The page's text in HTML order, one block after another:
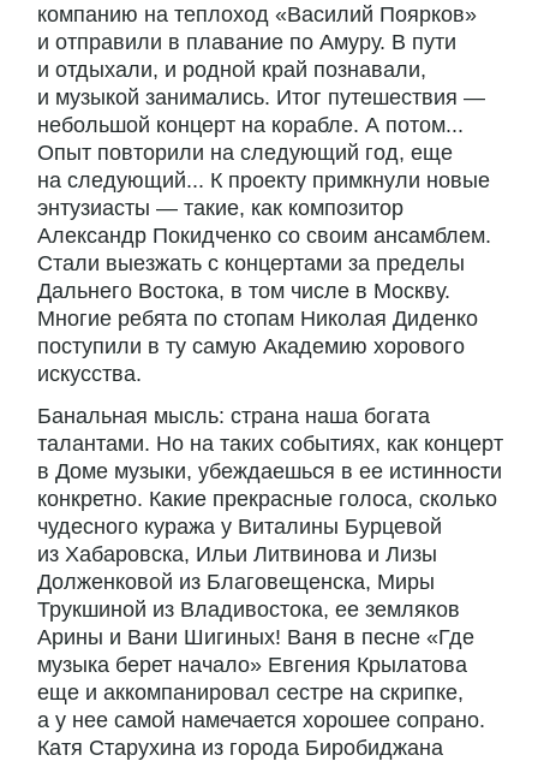
компанию на теплоход «Василий Поярков»
и отправили в плавание по Амуру. В пути
и отдыхали, и родной край познавали,
и музыкой занимались. Итог путешествия —
небольшой концерт на корабле. А потом...
Опыт повторили на следующий год, еще
на следующий... К проекту примкнули новые
энтузиасты — такие, как композитор
Александр Покидченко со своим ансамблем.
Стали выезжать с концертами за пределы
Дальнего Востока, в том числе в Москву.
Многие ребята по стопам Николая Диденко
поступили в ту самую Академию хорового
искусства.
Банальная мысль: страна наша богата
талантами. Но на таких событиях, как концерт
в Доме музыки, убеждаешься в ее истинности
конкретно. Какие прекрасные голоса, сколько
чудесного куража у Виталины Бурцевой
из Хабаровска, Ильи Литвинова и Лизы
Долженковой из Благовещенска, Миры
Трукшиной из Владивостока, ее земляков
Арины и Вани Шигиных! Ваня в песне «Где
музыка берет начало» Евгения Крылатова
еще и аккомпанировал сестре на скрипке,
а у нее самой намечается хорошее сопрано.
Катя Старухина из города Биробиджана